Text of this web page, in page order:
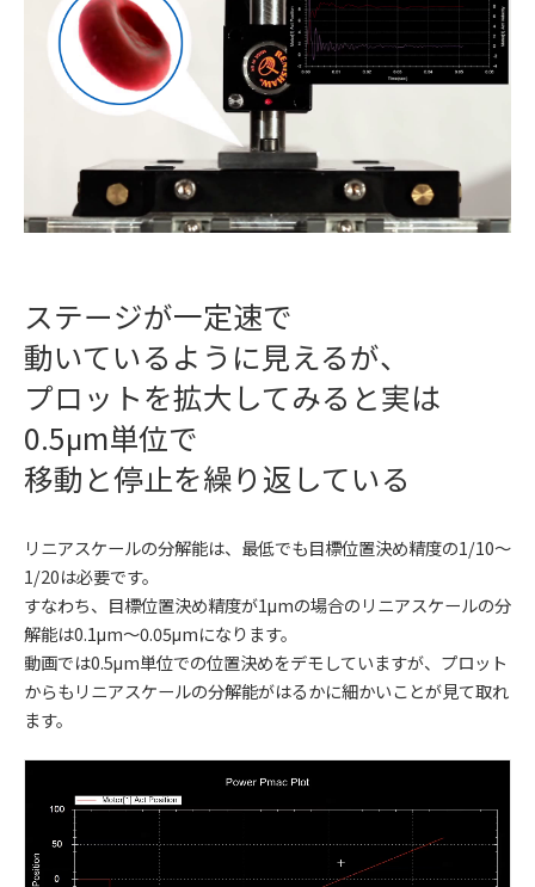
ステージが一定速で
動いているように見えるが、
プロットを拡大してみると実は
0.5μm単位で
移動と停止を繰り返している
リニアスケールの分解能は、最低でも目標位置決め精度の1/10～
1/20は必要です。
すなわち、目標位置決め精度が1μmの場合のリニアスケールの分
解能は0.1μm～0.05μmになります。
動画では0.5μm単位での位置決めをデモしていますが、プロット
からもリニアスケールの分解能がはるかに細かいことが見て取れ
ます。